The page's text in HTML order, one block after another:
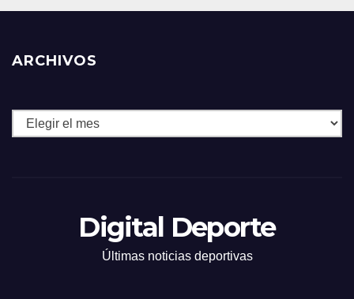
ARCHIVOS
Archivos
Digital Deporte
Últimas noticias deportivas